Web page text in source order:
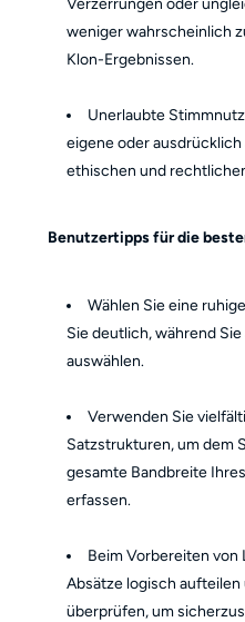
weniger wahrscheinlich
Klon-Ergebnissen.
Unerlaubte
eigene oder
ethischen und
Benutzertipps für die
Wählen Sie eine
Sie deutlich, während
auswählen.
Verwenden Sie
Satzstrukturen, um dem
gesamte Bandbreite
erfassen.
Beim Vorbereiten von
Absätze logisch aufteilen
überprüfen, um